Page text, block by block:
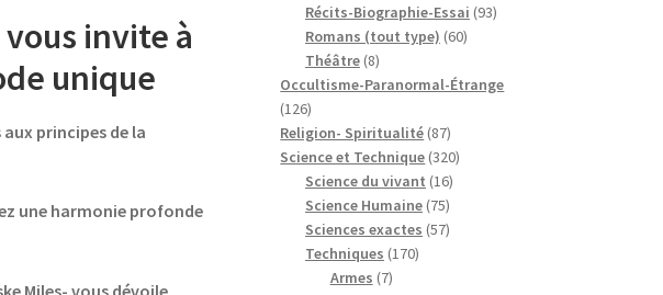
invite à
unique
principes de la
une harmonie profonde
Miles- vous dévoile
produits
Récits-Biographie-Essai 9393
Romans (tout type) 6060
Théâtre 88
produits
Occultisme-Paranormal-Étrange
126126
produits
Religion- Spiritualité 8787
produits
Science et Technique 320320
Science du vivant 1616
produits
Science Humaine 7575
produits
Sciences exactes 5757
Techniques 170170
Armes 77